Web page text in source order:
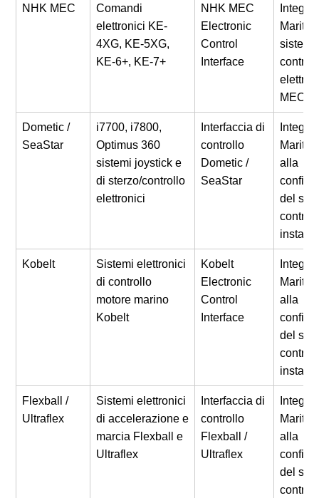
NHK MEC
Comandi
elettronici KE-
4XG, KE-5XG,
KE-6+, KE-7+
NHK MEC
Electronic
Control
Interface
sistemi
MEC
Dometic /
SeaStar
i7700, i7800,
Optimus 360
sistemi joystick e
di sterzo/controllo
elettronici
Interfaccia di
controllo
Dometic /
SeaStar
alla
del
Kobelt
Sistemi elettronici
di controllo
motore marino
Kobelt
Kobelt
Electronic
Control
Interface
alla
del
Flexball /
Ultraflex
Sistemi elettronici
di accelerazione e
marcia Flexball e
Ultraflex
Interfaccia di
controllo
Flexball /
Ultraflex
alla
del